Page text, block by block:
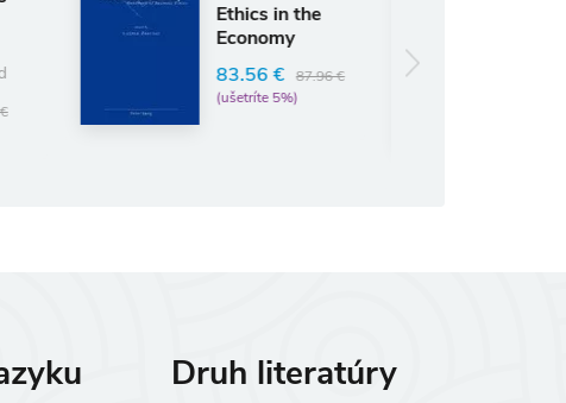
Management
(2 Vol Set)
BHATIA R.S.
Druh literatúry